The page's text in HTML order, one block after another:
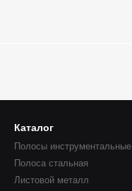
Каталог
Полосы инструментальные
Полоса стальная
Листовой металл